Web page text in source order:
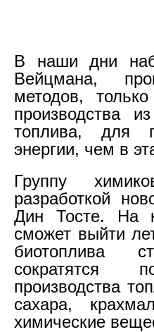
В наши дни
Вейцмана,
методов,
производства
топлива, для
энергии, чем в
Группу
разработкой
Дин Тосте. На
сможет выйти
биотоплива
сократятся
производства
сахара,
химические